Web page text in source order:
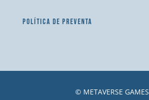
POLÍTICA DE PREVENTA
© METAVERSE GAMES